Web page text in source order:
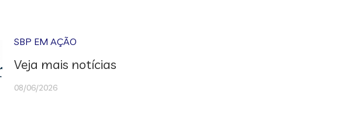
SBP EM AÇÃO
Veja mais notícias
08/06/2026